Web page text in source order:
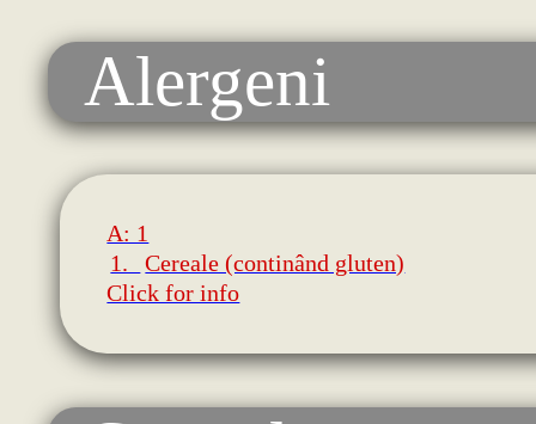
Alergeni
A: 1
1.
Cereale (continând gluten)
Click for info